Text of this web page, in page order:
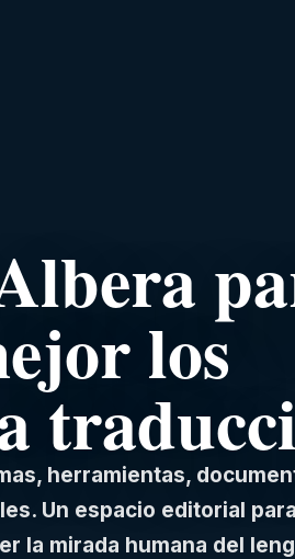
los
herramientas,
Un espacio editorial para
la mirada humana del